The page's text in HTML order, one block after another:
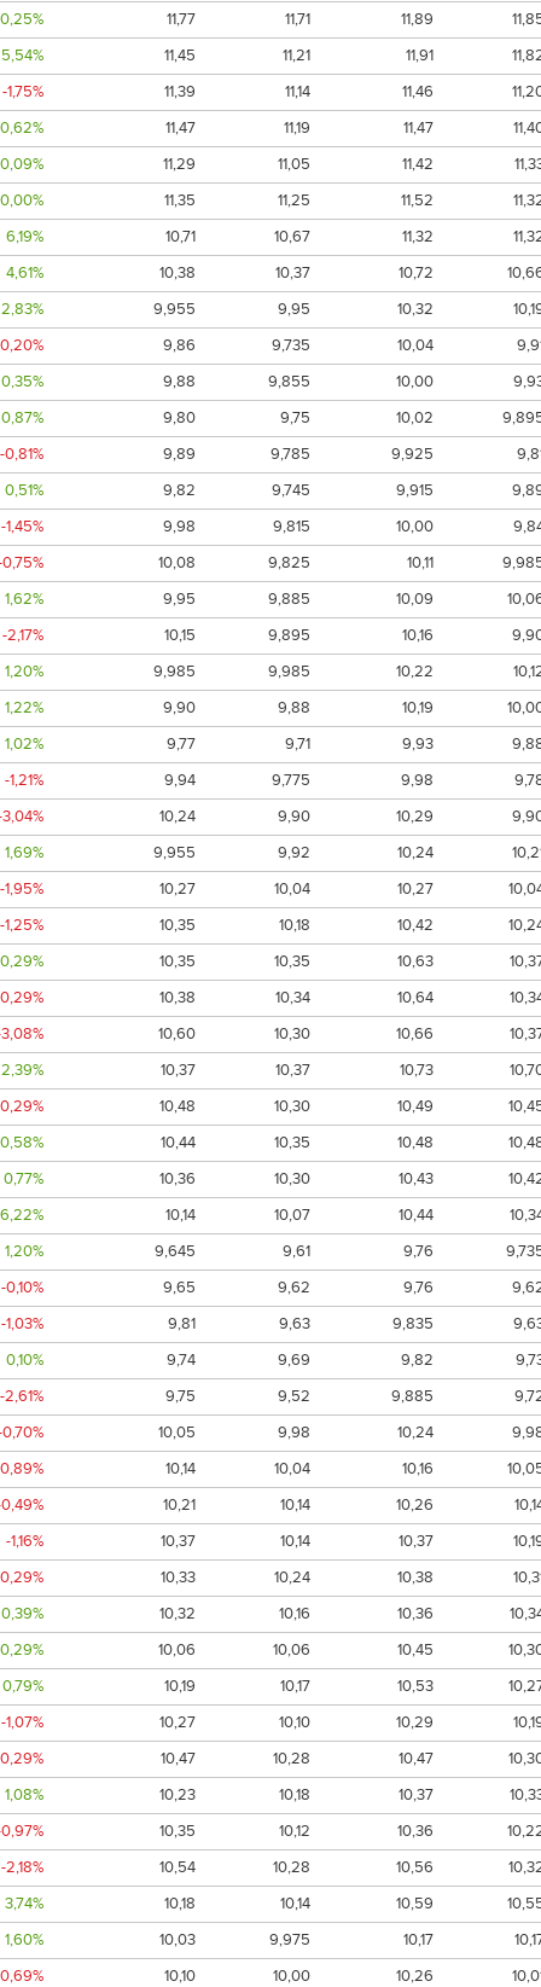
0,25%
11,77 11,71 11,89
5,54%
11,45 11,21 11,91
-1,75%
11,39 11,14 11,46
0,62%
11,47 11,19 11,47
0,09%
11,29 11,05 11,42
0,00%
11,35 11,25 11,52
6,19%
10,71 10,67 11,32
4,61%
10,38 10,37 10,72
2,83%
9,955 9,95 10,32
9,86 9,735 10,04
0,35%
9,88 9,855 10,00
0,87%
9,80 9,75 10,02
-0,81%
9,89 9,785 9,925
0,51%
9,82 9,745 9,915
-1,45%
9,98 9,815 10,00
10,08 9,825 10,11
1,62%
9,95 9,885 10,09
-2,17%
10,15 9,895 10,16
1,20%
9,985 9,985 10,22
1,22%
9,90 9,88 10,19
1,02%
9,77 9,71 9,93
-1,21%
9,94 9,775 9,98
10,24 9,90 10,29
1,69%
9,955 9,92 10,24
-1,95%
10,27 10,04 10,27
-1,25%
10,35 10,18 10,42
0,29%
10,35 10,35 10,63
10,38 10,34 10,64
10,60 10,30 10,66
2,39%
10,37 10,37 10,73
10,48 10,30 10,49
0,58%
10,44 10,35 10,48
0,77%
10,36 10,30 10,43
6,22%
10,14 10,07 10,44
1,20%
9,645 9,61 9,76
-0,10%
9,65 9,62 9,76
-1,03%
9,81 9,63 9,835
0,10%
9,74 9,69 9,82
-2,61%
9,75 9,52 9,885
10,05 9,98 10,24
10,14 10,04 10,16
10,21 10,14 10,26
-1,16%
10,37 10,14 10,37
10,33 10,24 10,38
0,39%
10,32 10,16 10,36
0,29%
10,06 10,06 10,45
0,79%
10,19 10,17 10,53
-1,07%
10,27 10,10 10,29
10,47 10,28 10,47
1,08%
10,23 10,18 10,37
10,35 10,12 10,36
-2,18%
10,54 10,28 10,56
3,74%
10,18 10,14 10,59
1,60%
10,03 9,975 10,17
10,10 10,00 10,26